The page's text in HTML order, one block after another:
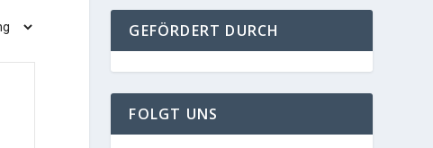
GEFÖRDERT DURCH
FOLGT UNS